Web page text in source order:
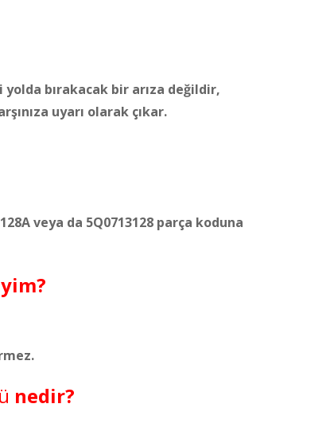
bırakacak bir arıza değildir,
uyarı olarak çıkar.
veya da 5Q0713128 parça koduna
nedir?